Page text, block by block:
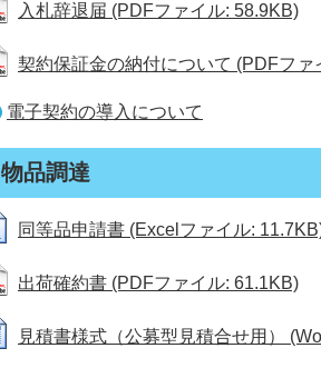
入札辞退届 (PDFファイル: 58.9KB)
契約保証金の納付について (PDFファ
電子契約の導入について
物品調達
同等品申請書 (Excelファイル:
出荷確約書 (PDFファイル: 61.1KB)
見積書様式（公募型見積合せ用）